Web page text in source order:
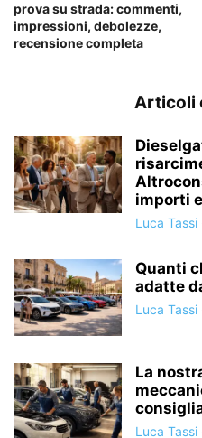
prova su strada: commenti,
impressioni, debolezze,
recensione completa
Articoli
importi
Luca Tassi
Quanti
adatte
Luca Tassi
La
Luca Tassi